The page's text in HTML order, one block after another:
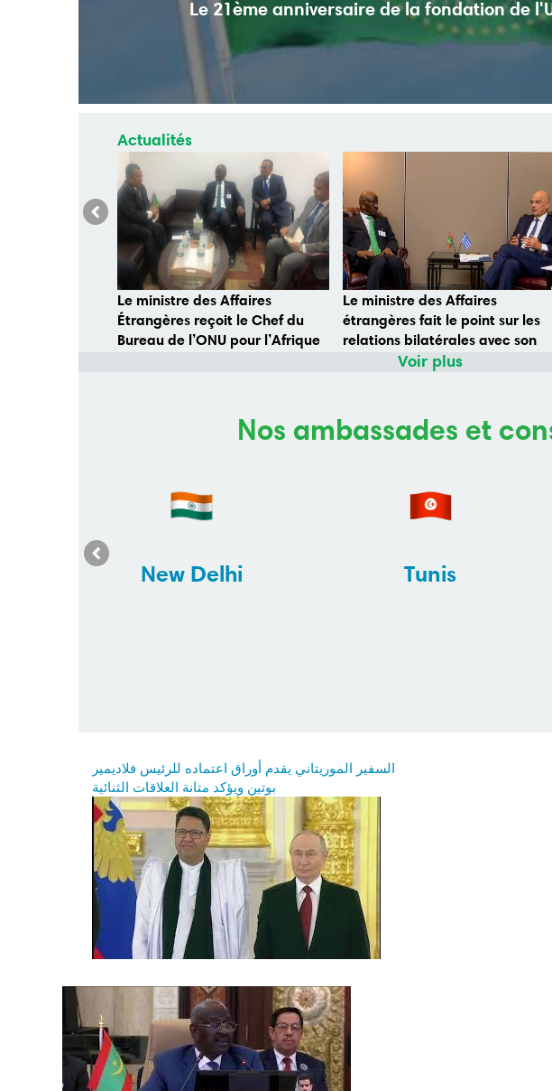
Le 21ème anniversaire de la fondation de
Actualités
Le ministre des Affaires
Étrangères reçoit le Chef du
Bureau de l’ONU pour l’Afrique
Le ministre des Affaires
étrangères fait le point sur les
relations bilatérales avec son
homologue grec
Previous
Voir plus
Nos ambassades et
New Delhi Tunis
السفير الموريتاني يقدم أوراق اعتماده للرئيس فلاديمير
بوتين ويؤكد متانة العلاقات الثنائية